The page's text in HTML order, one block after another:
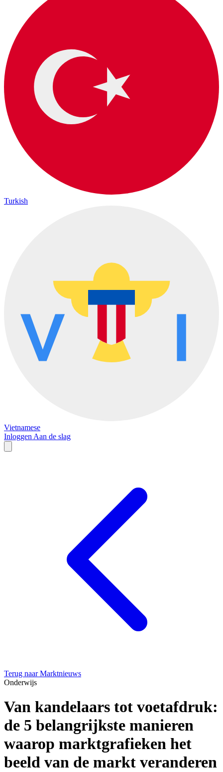
Turkish
Vietnamese
Inloggen Aan de slag
Terug naar Marktnieuws
Onderwijs
Van kandelaars tot voetafdruk:
de 5 belangrijkste manieren
waarop marktgrafieken het
beeld van de markt veranderen